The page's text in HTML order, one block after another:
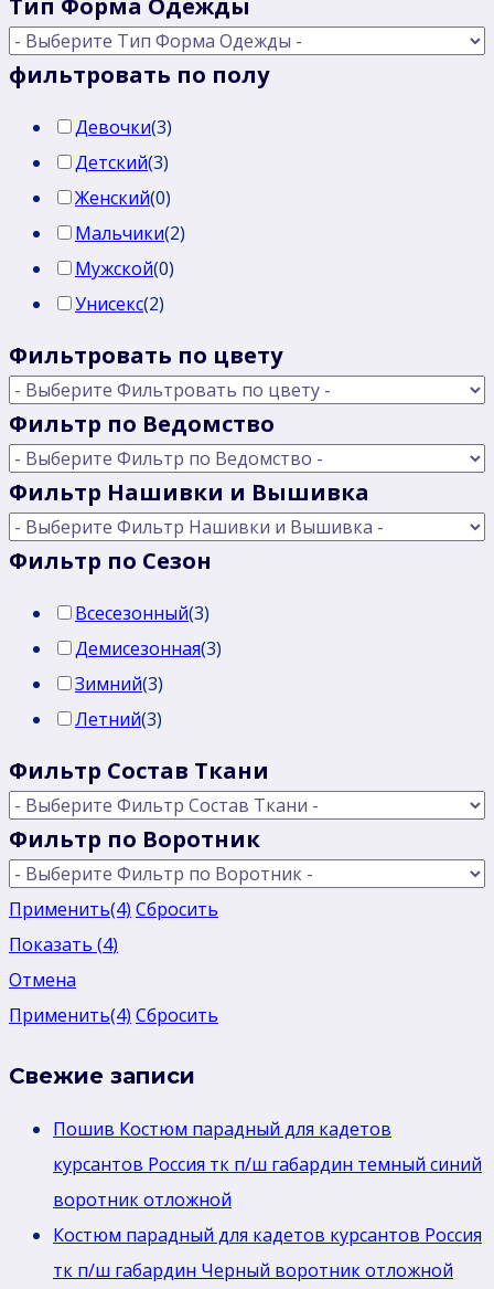
Тип Форма Одежды
фильтровать по полу
Девочки(3)
Детский(3)
Женский(0)
Мальчики(2)
Мужской(0)
Унисекс(2)
Фильтровать по цвету
Фильтр по Ведомство
Фильтр Нашивки и Вышивка
Фильтр по Сезон
Всесезонный(3)
Демисезонная(3)
Зимний(3)
Летний(3)
Фильтр Состав Ткани
Фильтр по Воротник
Применить(4) Сбросить
Показать (4)
Отмена
Применить(4) Сбросить
Свежие записи
Пошив Костюм парадный для кадетов
курсантов Россия тк п/ш габардин темный синий
воротник отложной
Костюм парадный для кадетов курсантов Россия
тк п/ш габардин Черный воротник отложной